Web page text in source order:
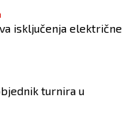
isključenja električne
turnira u